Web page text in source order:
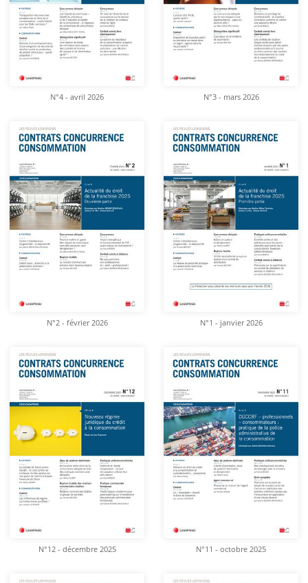
N°4 - avril 2026 N°3 - mars 2026
N°2 - février 2026 N°1 - janvier 2026
N°12 - décembre 2025 N°11 - octobre 2025